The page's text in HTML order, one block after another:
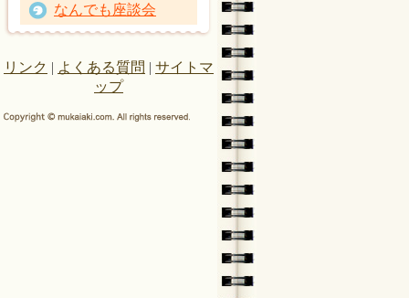
なんでも座談会
リンク | よくある質問 | サイトマ
ップ